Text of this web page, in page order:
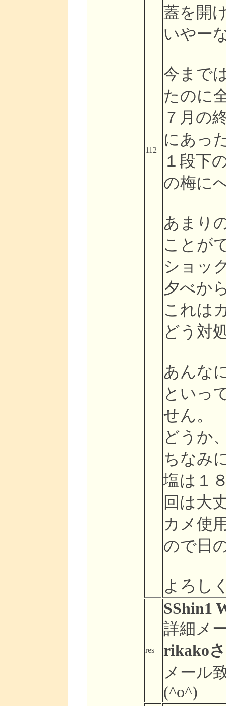
112
蓋を開
いやー
今まで
たのに
７月の
にあっ
１段下
の梅に
あまり
ことが
ショッ
夕べか
これは
どう対
あんな
といっ
せん。
どうか
ちなみ
塩は１
回は大
カメ使
ので日
よろし
res
SShin1
詳細メ
rikako
メール
(^o^)